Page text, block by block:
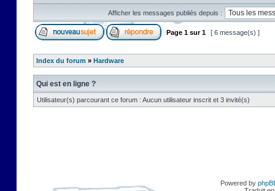
Afficher les messages publiés depuis :
Page 1 sur1 [ 6 message(s) ]
Index du forum » Hardware
Qui est en ligne ?
Utilisateur(s) parcourant ce forum : Aucun utilisateur inscrit et 3 invité(s)
Powered by